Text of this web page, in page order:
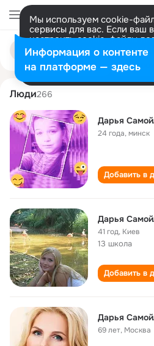
Мы используем cookie-
сервисы для вас. Если ваш
настроить cookie-файлы
представитель. Больше
Разрешить все
Поиск
людям
darya samoylenko
Люди266
Дарья
24 года,минск
Добавить в
Дарья
41 год, Киев
13 школа
Добавить в
Дарья
69 лет, Москва
Информация о контенте
на платформе — здесь